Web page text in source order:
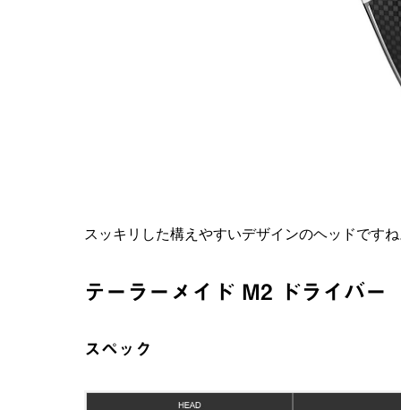
スッキリした構えやすいデザインのヘッドです
テーラーメイド M2 ドライバー
スペック